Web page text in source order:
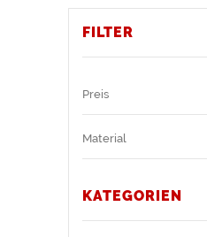
FILTER
Preis
Material
KATEGORIEN